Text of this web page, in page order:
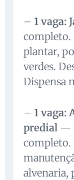
– 1 vaga:
completo.
plantar,
verdes.
Dispensa
– 1 vaga:
predial —
completo.
alvenaria,